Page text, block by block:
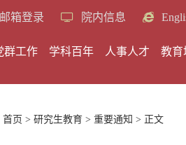
邮箱登录 院内信息
群工作 学科百年 人事人才 教育
首页 > 研究生教育> 重要通知 > 正文